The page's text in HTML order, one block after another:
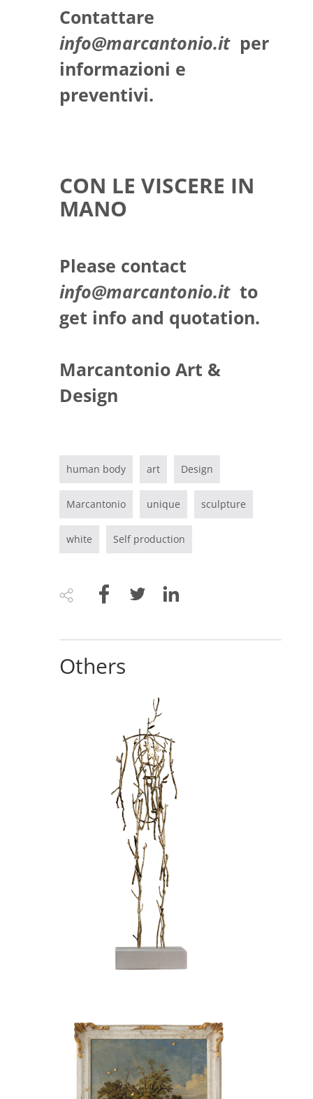
Contattare
info@marcantonio.itper
informazioni e
preventivi.
CON LE VISCERE IN
MANO
Please contact
info@marcantonio.itto
get info and quotation.
Marcantonio Art &
Design
human body art Design
Marcantonio unique sculpture
white Self production
Others